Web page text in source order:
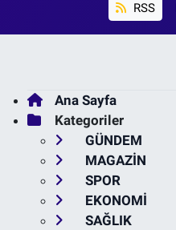
RSS
Ana Sayfa
Kategoriler
GÜNDEM
MAGAZİN
SPOR
EKONOMİ
SAĞLIK